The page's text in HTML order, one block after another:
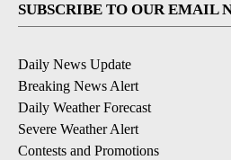
SUBSCRIBE TO OUR EMAIL
Daily News Update
Breaking News Alert
Daily Weather Forecast
Severe Weather Alert
Contests and Promotions